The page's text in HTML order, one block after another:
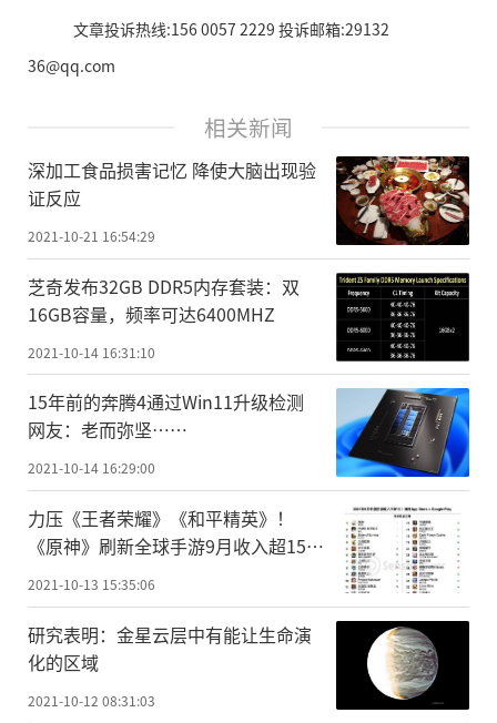
文章投诉热线:156 0057 2229 投诉邮箱:29132
36@qq.com
相关新闻
深加工食品损害记忆 降使大脑出现验
证反应
2021-10-21 16:54:29
芝奇发布32GB DDR5内存套装：双
16GB容量，频率可达6400MHZ
2021-10-14 16:31:10
15年前的奔腾4通过Win11升级检测
网友：老而弥坚……
2021-10-14 16:29:00
力压《王者荣耀》《和平精英》！
《原神》刷新全球手游9月收入超150
亿
2021-10-13 15:35:06
研究表明：金星云层中有能让生命演
化的区域
2021-10-12 08:31:03